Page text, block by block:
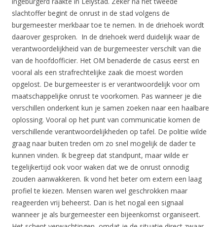
slachtoffer begint de onrust in de stad volgens de
burgemeester merkbaar toe te nemen. In de driehoek wordt
daarover gesproken. In de driehoek werd duidelijk waar de
verantwoordelijkheid van de burgemeester verschilt van die
van de hoofdofficier. Het OM benaderde de casus eerst en
vooral als een strafrechtelijke zaak die moest worden
opgelost. De burgemeester is er verantwoordelijk voor om
maatschappelijke onrust te voorkomen. Pas wanneer je die
verschillen onderkent kun je samen zoeken naar een haalbare
oplossing. Vooral op het punt van communicatie komen de
verschillende verantwoordelijkheden op tafel. De politie wilde
graag naar buiten treden om zo snel mogelijk de dader te
kunnen vinden. Ik begreep dat standpunt, maar wilde er
tegelijkertijd ook voor waken dat we de onrust onnodig
zouden aanwakkeren. Ik vond het beter om extern een laag
profiel te kiezen. Mensen waren wel geschrokken maar
reageerden vrij beheerst. Dan is het nogal een signaal
wanneer je als burgemeester een bijeenkomst organiseert.